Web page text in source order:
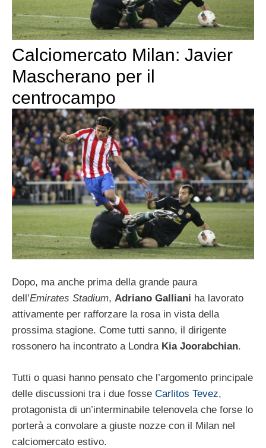
Calciomercato Milan: Javier
Mascherano per il
centrocampo
Dopo, ma anche prima della grande paura
dell’Emirates Stadium, Adriano Galliani ha lavorato
attivamente per rafforzare la rosa in vista della
prossima stagione. Come tutti sanno, il dirigente
rossonero ha incontrato a Londra Kia Joorabchian.
Tutti o quasi hanno pensato che l’argomento principale
delle discussioni tra i due fosse Carlitos Tevez,
protagonista di un’interminabile telenovela che forse lo
porterà a convolare a giuste nozze con il Milan nel
calciomercato estivo.